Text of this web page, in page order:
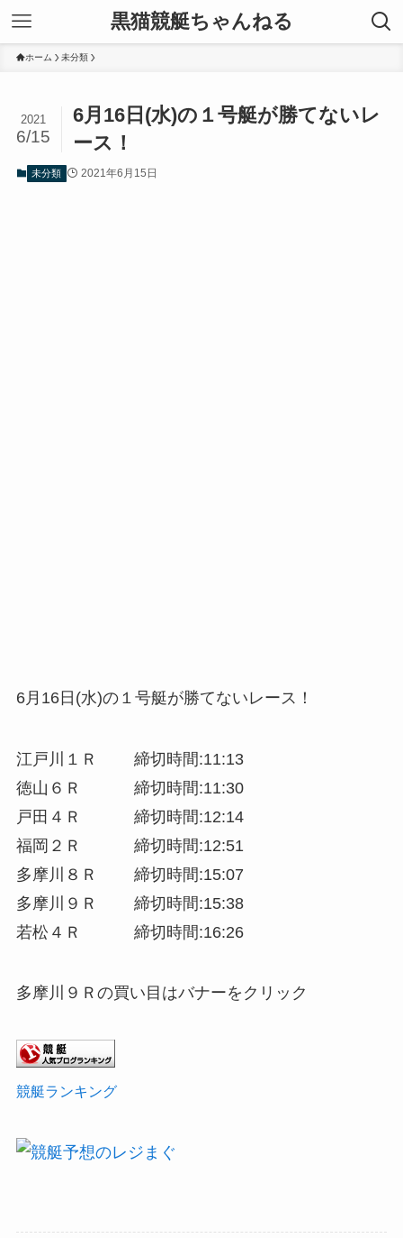
黒猫競艇ちゃんねる
ホーム 未分類
6月16日(水)の１号艇が勝てないレ
ース！
2021
6/15
未分類 2021年6月15日
6月16日(水)の１号艇が勝てないレース！
江戸川１Ｒ 締切時間:11:13
徳山６Ｒ 締切時間:11:30
戸田４Ｒ 締切時間:12:14
福岡２Ｒ 締切時間:12:51
多摩川８Ｒ 締切時間:15:07
多摩川９Ｒ 締切時間:15:38
若松４Ｒ 締切時間:16:26
多摩川９Ｒの買い目はバナーをクリック
競艇ランキング